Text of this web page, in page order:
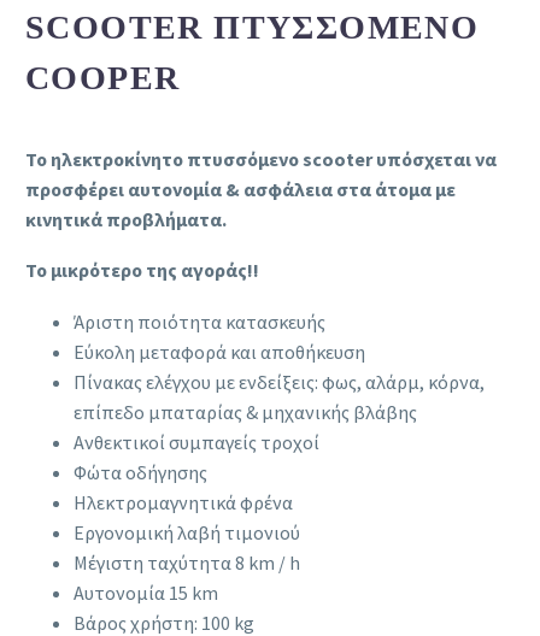
SCOOTER ΠΤΥΣΣΌΜΕΝΟ
COOPER
Το ηλεκτροκίνητο πτυσσόμενο scooter υπόσχεται να
προσφέρει αυτονομία & ασφάλεια στα άτομα με
κινητικά προβλήματα.
Το μικρότερο της αγοράς!!
Άριστη ποιότητα κατασκευής
Εύκολη μεταφορά και αποθήκευση
Πίνακας ελέγχου με ενδείξεις: φως, αλάρμ, κόρνα,
επίπεδο μπαταρίας & μηχανικής βλάβης
Ανθεκτικοί συμπαγείς τροχοί
Φώτα οδήγησης
Ηλεκτρομαγνητικά φρένα
Εργονομική λαβή τιμονιού
Μέγιστη ταχύτητα 8 km / h
Αυτονομία 15 km
Βάρος χρήστη: 100 kg